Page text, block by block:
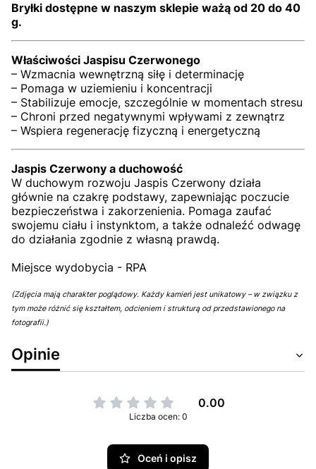
Bryłki dostępne w naszym sklepie ważą od 20 do 40
g.
Właściwości Jaspisu Czerwonego
– Wzmacnia wewnętrzną siłę i determinację
– Pomaga w uziemieniu i koncentracji
– Stabilizuje emocje, szczególnie w momentach stresu
– Chroni przed negatywnymi wpływami z zewnątrz
– Wspiera regenerację fizyczną i energetyczną
Jaspis Czerwony a duchowość
W duchowym rozwoju Jaspis Czerwony działa
głównie na czakrę podstawy, zapewniając poczucie
bezpieczeństwa i zakorzenienia. Pomaga zaufać
swojemu ciału i instynktom, a także odnaleźć odwagę
do działania zgodnie z własną prawdą.
Miejsce wydobycia - RPA
(Zdjęcia mają charakter poglądowy. Każdy kamień jest unikatowy – w związku z
tym może różnić się kształtem, odcieniem i strukturą od przedstawionego na
fotografii.)
Opinie
0.00
Liczba ocen: 0
Oceń i opisz